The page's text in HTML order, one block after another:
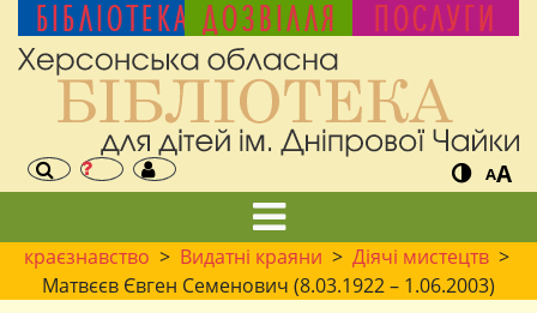
БІБЛІОТЕКА ДОЗВІЛЛЯ ПОСЛУГИ
AA
краєзнавство > Видатні краяни > Діячі мистецтв>
Матвєєв Євген Семенович (8.03.1922 – 1.06.2003)